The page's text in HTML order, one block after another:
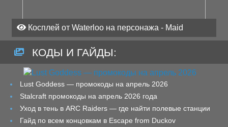
Косплей от Waterloo на персонажа - Maid
КОДЫ И ГАЙДЫ:
Lust Goddess — промокоды на апрель 2026
Stalcraft промокоды на апрель 2026 года
Уход в тень в ARC Raiders — где найти полевые станции
Гайд по всем концовкам в Escape from Duckov